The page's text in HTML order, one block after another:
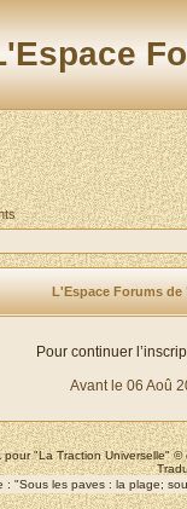
L'Espace Forums
Pour continuer
Avant le 06 Aoû
pour "La Traction Universelle"
: "Sous les paves : la plage;